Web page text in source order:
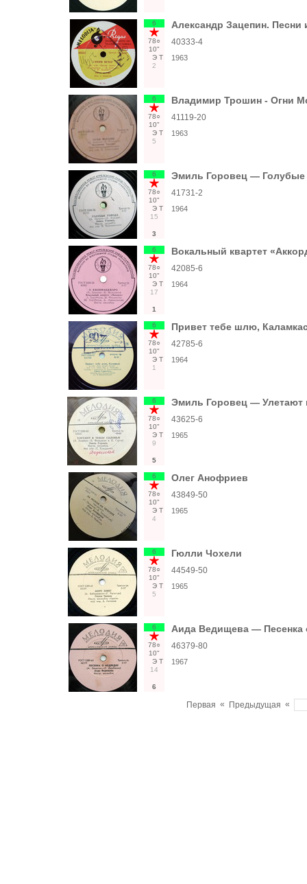
6
78○
10"
Э Т
2
Александр Зацепин. Песни
40333-4
1963
6
78○
10"
Э Т
5
Владимир Трошин - Огни
41119-20
1963
6
78○
10"
Э Т
15
3
Эмиль Горовец — Голубые
41731-2
1964
6
78○
10"
Э Т
17
1
Вокальный квартет
42085-6
1964
6
78○
10"
Э Т
1
Привет тебе шлю,
42785-6
1964
6
78○
10"
Э Т
9
5
Эмиль Горовец — Улетают
43625-6
1965
6
78○
10"
Э Т
4
Олег Анофриев
43849-50
1965
6
78○
10"
Э Т
5
Гюлли Чохели
44549-50
1965
6
78○
10"
Э Т
14
6
Аида Ведищева —
46379-80
1967
Первая « Предыдущая «